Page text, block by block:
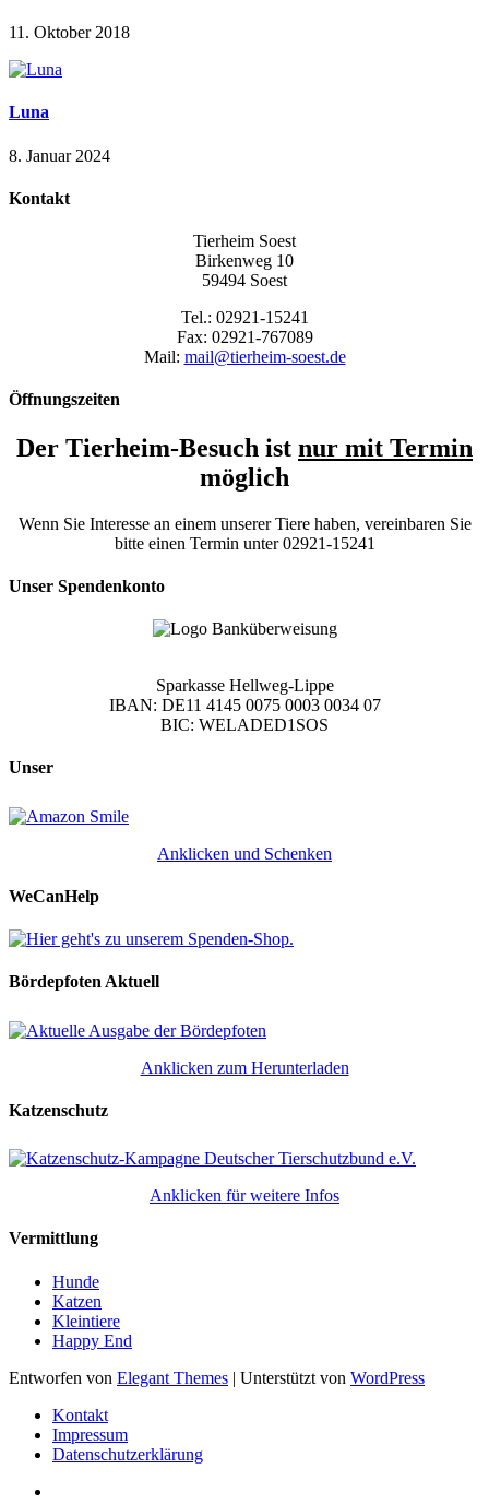
11. Oktober 2018
Luna
8. Januar 2024
Kontakt
Tierheim Soest
Birkenweg 10
59494 Soest
Tel.: 02921-15241
Fax: 02921-767089
Mail: mail@tierheim-soest.de
Öffnungszeiten
Der Tierheim-Besuch ist nur mit Termin
möglich
Wenn Sie Interesse an einem unserer Tiere haben, vereinbaren Sie
bitte einen Termin unter 02921-15241
Unser Spendenkonto
Sparkasse Hellweg-Lippe
IBAN: DE11 4145 0075 0003 0034 07
BIC: WELADED1SOS
Unser
Anklicken und Schenken
WeCanHelp
Bördepfoten Aktuell
Anklicken zum Herunterladen
Katzenschutz
Anklicken für weitere Infos
Vermittlung
Hunde
Katzen
Kleintiere
Happy End
Entworfen von Elegant Themes | Unterstützt von WordPress
Kontakt
Impressum
Datenschutzerklärung